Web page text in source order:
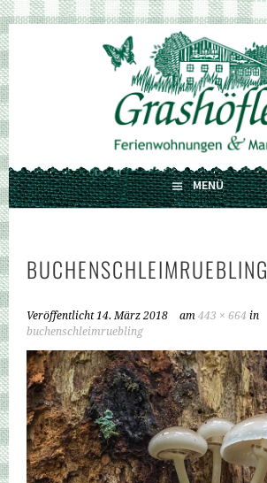
Springe
zum
Inhalt
GRASHÖFLE
FERIENWOHNUNGEN UND MARKT
MENÜ
BUCHENSCHLEIMRUEBLING
Veröffentlicht14. März 2018 am443 × 664 in
buchenschleimruebling